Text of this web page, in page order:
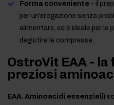
Forma conveniente - il
per un'erogazione senza
alimentare, ed è ideale per
deglutire le compresse.
OstroVit EAA -
preziosi
EAA. Aminoacidi essenziali)